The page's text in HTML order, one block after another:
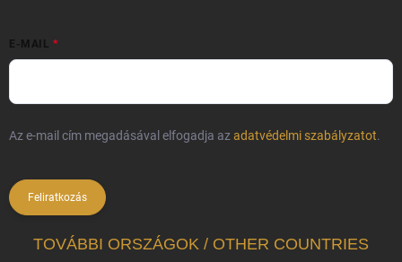
E-MAIL
Az e-mail cím megadásával elfogadja azadatvédelmi szabályzatot.
Feliratkozás
TOVÁBBI ORSZÁGOK / OTHER COUNTRIES